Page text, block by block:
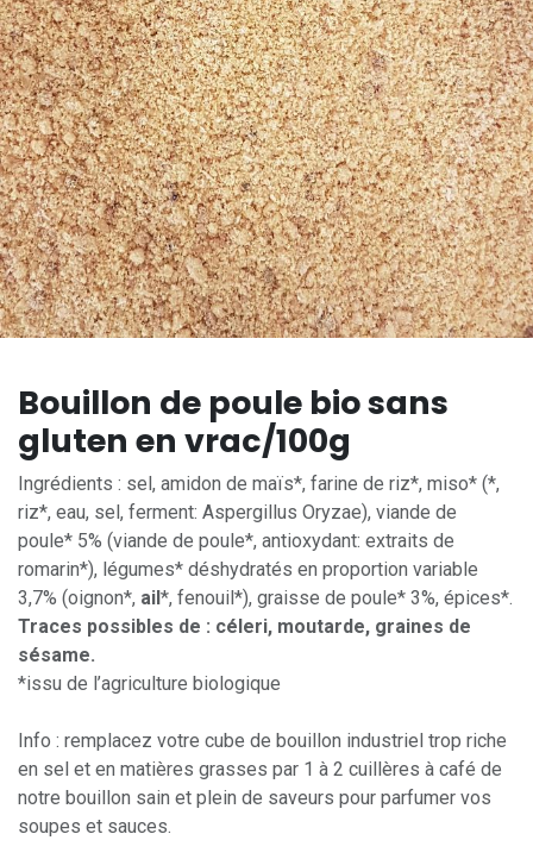
Bouillon de poule bio sans
gluten en vrac/100g
Ingrédients : sel, amidon de maïs*, farine de riz*, miso* (*,
riz*, eau, sel, ferment: Aspergillus Oryzae), viande de
poule* 5% (viande de poule*, antioxydant: extraits de
romarin*), légumes* déshydratés en proportion variable
3,7% (oignon*, ail*, fenouil*), graisse de poule* 3%, épices*.
Traces possibles de : céleri, moutarde, graines de
sésame.
*issu de l’agriculture biologique
Info : remplacez votre cube de bouillon industriel trop riche
en sel et en matières grasses par 1 à 2 cuillères à café de
notre bouillon sain et plein de saveurs pour parfumer vos
soupes et sauces.